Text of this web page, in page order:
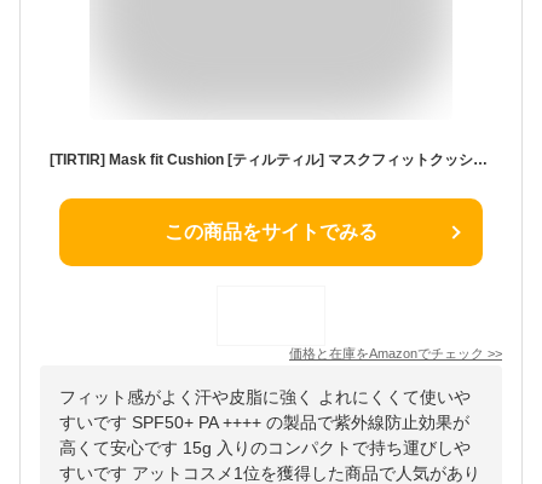
[TIRTIR] Mask fit Cushion [ティルティル] マスクフィットクッション 本体 18g (CRYSTAL MESH 21N)
この商品をサイトでみる
価格と在庫をAmazonでチェック >>
フィット感がよく汗や皮脂に強く よれにくくて使いや
すいです SPF50+ PA ++++ の製品で紫外線防止効果が
高くて安心です 15g 入りのコンパクトで持ち運びしや
すいです アットコスメ1位を獲得した商品で人気があり